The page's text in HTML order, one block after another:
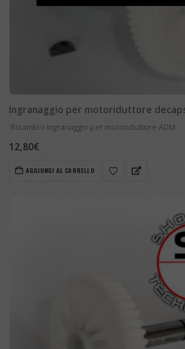
Ingranaggio per motoriduttore
Ricambio ingranaggio per motoriduttore ADM
12,80€
AGGIUNGI AL CARRELLO